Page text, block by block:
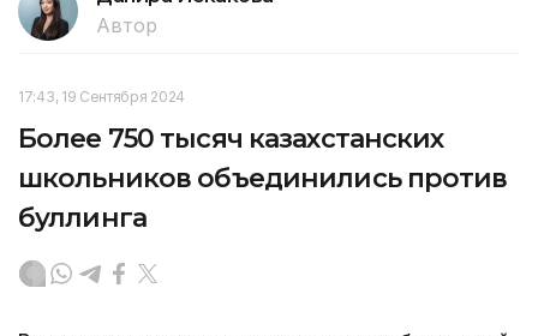
Автор
17:43, 19 Сентября 2024
Более 750 тысяч казахстанских
школьников объединились против
буллинга